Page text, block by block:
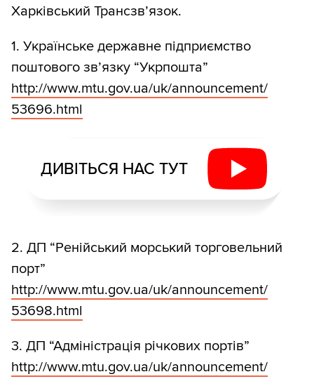
Харківський Трансзв’язок.
1. Українське державне підприємство
поштового зв’язку “Укрпошта”
http://www.mtu.gov.ua/uk/announcement/
53696.html
ДИВІТЬСЯ НАС ТУТ
2. ДП “Ренійський морський торговельний
порт”
http://www.mtu.gov.ua/uk/announcement/
53698.html
3. ДП “Адміністрація річкових портів”
http://www.mtu.gov.ua/uk/announcement/